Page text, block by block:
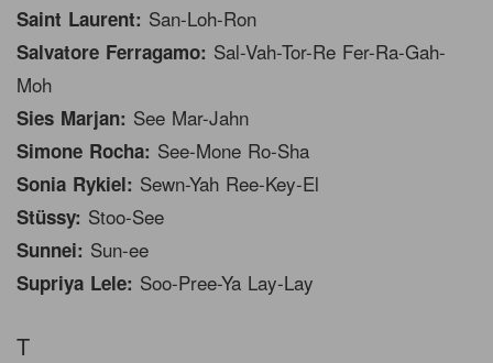
Saint Laurent: San-Loh-Ron
Salvatore Ferragamo: Sal-Vah-Tor-Re Fer-Ra-Gah-
Moh
Sies Marjan: See Mar-Jahn
Simone Rocha: See-Mone Ro-Sha
Sonia Rykiel: Sewn-Yah Ree-Key-El
Stüssy: Stoo-See
Sunnei: Sun-ee
Supriya Lele: Soo-Pree-Ya Lay-Lay
T